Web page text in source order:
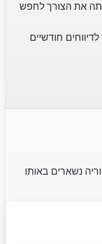
את הצורך לחפש
חודשיים
נשארים באותו